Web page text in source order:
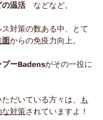
の温活 などなど。
対策の数ある中、とて
面からの免疫力向上。
プーBadensがその一役に
だいている方々は、
も
な対策されていますよ！